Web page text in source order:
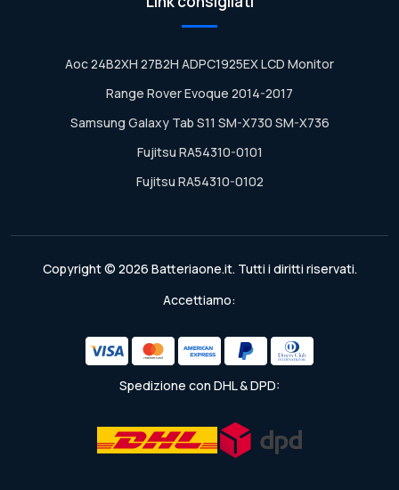
Aoc 24B2XH 27B2H ADPC1925EX LCD Monitor
Range Rover Evoque 2014-2017
Samsung Galaxy Tab S11 SM-X730 SM-X736
Fujitsu RA54310-0101
Fujitsu RA54310-0102
Copyright © 2026 Batteriaone.it. Tutti i diritti riservati.
Accettiamo:
Spedizione con DHL & DPD: